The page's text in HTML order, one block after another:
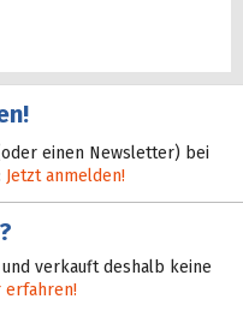
einen Newsletter) bei
Jetzt anmelden!
verkauft deshalb keine
erfahren!